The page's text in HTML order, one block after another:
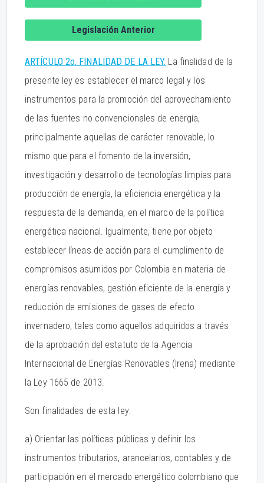
Legislación Anterior
ARTÍCULO 2o. FINALIDAD DE LA LEY. La finalidad de la
presente ley es establecer el marco legal y los
instrumentos para la promoción del aprovechamiento
de las fuentes no convencionales de energía,
principalmente aquellas de carácter renovable, lo
mismo que para el fomento de la inversión,
investigación y desarrollo de tecnologías limpias para
producción de energía, la eficiencia energética y la
respuesta de la demanda, en el marco de la política
energética nacional. Igualmente, tiene por objeto
establecer líneas de acción para el cumplimento de
compromisos asumidos por Colombia en materia de
energías renovables, gestión eficiente de la energía y
reducción de emisiones de gases de efecto
invernadero, tales como aquellos adquiridos a través
de la aprobación del estatuto de la Agencia
Internacional de Energías Renovables (Irena) mediante
la Ley 1665 de 2013.
Son finalidades de esta ley:
a) Orientar las políticas públicas y definir los
instrumentos tributarios, arancelarios, contables y de
participación en el mercado energético colombiano que